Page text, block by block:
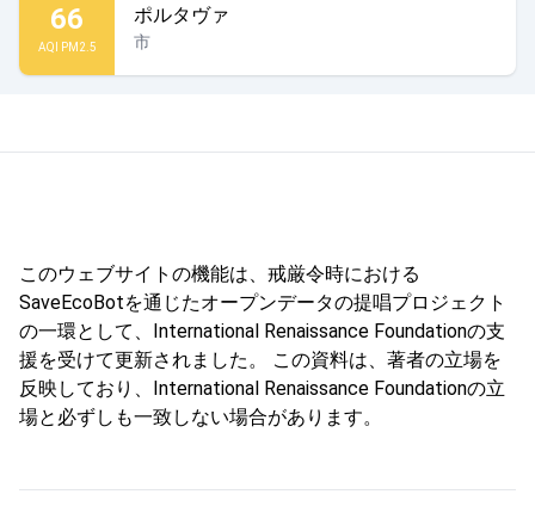
66
AQI PM2.5
ポルタヴァ
市
このウェブサイトの機能は、戒厳令時における
SaveEcoBotを通じたオープンデータの提唱プロジェクト
の一環として、International Renaissance Foundationの支
援を受けて更新されました。 この資料は、著者の立場を
反映しており、International Renaissance Foundationの立
場と必ずしも一致しない場合があります。